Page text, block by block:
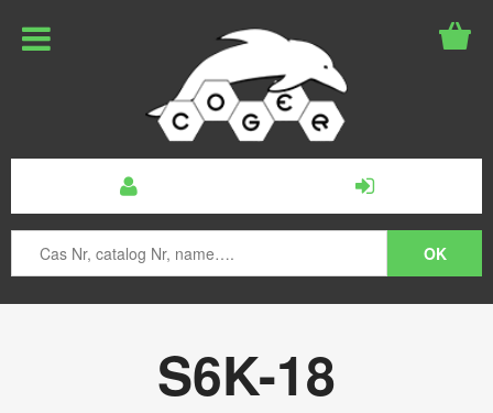
S6K-18